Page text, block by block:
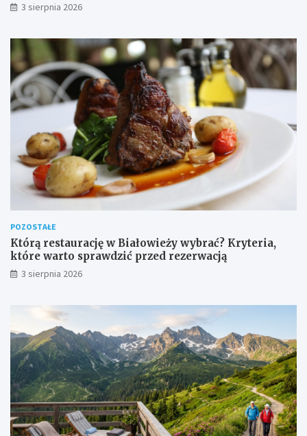
3 sierpnia 2026
POZOSTAŁE
Którą restaurację w Białowieży wybrać? Kryteria,
które warto sprawdzić przed rezerwacją
3 sierpnia 2026